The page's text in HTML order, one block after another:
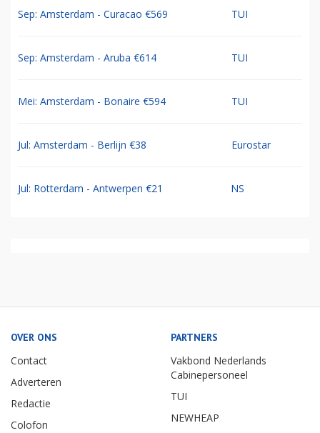
Sep: Amsterdam - Curacao €569 TUI
Sep: Amsterdam - Aruba €614 TUI
Mei: Amsterdam - Bonaire €594 TUI
Jul: Amsterdam - Berlijn €38 Eurostar
Jul: Rotterdam - Antwerpen €21 NS
OVER ONS
Contact
Adverteren
Redactie
Colofon
PARTNERS
Vakbond Nederlands
Cabinepersoneel
TUI
NEWHEAP